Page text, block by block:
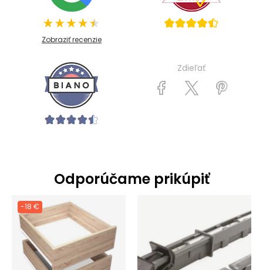
Zobraziť recenzie
Zdieľať
Odporúčame prikúpiť
-18 €